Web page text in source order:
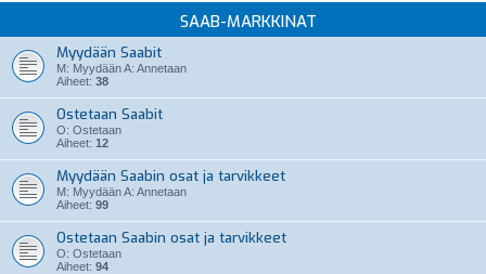
SAAB-MARKKINAT
Myydään Saabit
M: Myydään A: Annetaan
Aiheet: 38
Ostetaan Saabit
O: Ostetaan
Aiheet: 12
Myydään Saabin osat ja tarvikkeet
M: Myydään A: Annetaan
Aiheet: 99
Ostetaan Saabin osat ja tarvikkeet
O: Ostetaan
Aiheet: 94